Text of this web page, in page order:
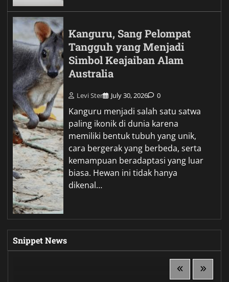
Kanguru, Sang Pelompat
Tangguh yang Menjadi
Simbol Keajaiban Alam
Australia
Levi Ster July 30, 2026 0
Kanguru menjadi salah satu satwa
paling ikonik di dunia karena
memiliki bentuk tubuh yang unik,
cara bergerak yang berbeda, serta
kemampuan beradaptasi yang luar
biasa. Hewan ini tidak hanya
dikenal…
Snippet News